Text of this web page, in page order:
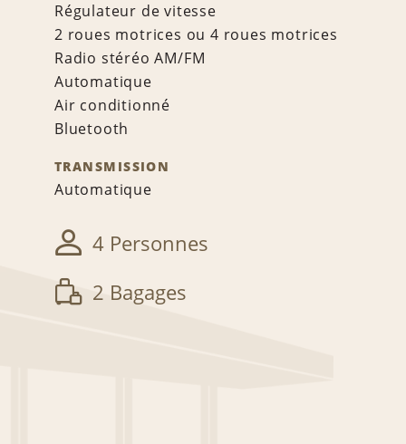
Régulateur de vitesse
2 roues motrices ou 4 roues motrices
Radio stéréo AM/FM
Automatique
Air conditionné
Bluetooth
TRANSMISSION
Automatique
4 Personnes
2 Bagages